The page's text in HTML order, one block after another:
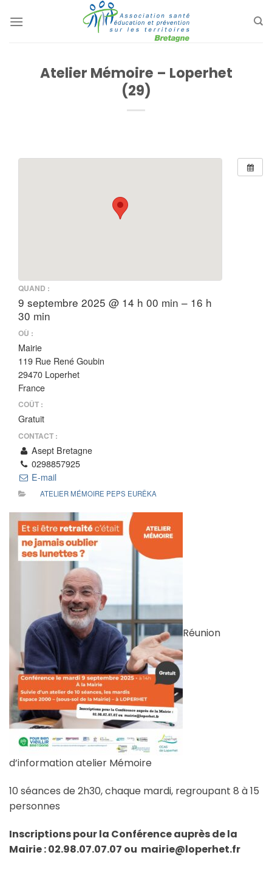
au
Atelier Mémoire – Loperhet
(29)
QUAND :
9 septembre 2025 @ 14 h 00 min – 16 h
30 min
OÙ :
Mairie
119 Rue René Goubin
29470 Loperhet
France
COÛT :
Gratuit
CONTACT :
Asept Bretagne
0298857925
E-mail
ATELIER MÉMOIRE PEPS EURÊKA
Réunion
d’information atelier Mémoire
10 séances de 2h30, chaque mardi, regroupant 8 à 15
personnes
Inscriptions pour la Conférence auprès de la
Mairie :02.98.07.07.07 ou mairie@loperhet.fr